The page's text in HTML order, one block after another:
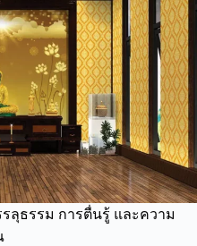
ลุธรรม การตื่นรู้ และความ